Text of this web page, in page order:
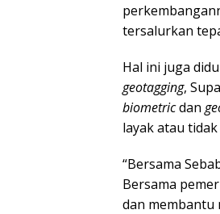
tersalurkan
Hal ini juga
geotagging,
biometricdan
layak atau
“Bersama
Bersama
dan membantu